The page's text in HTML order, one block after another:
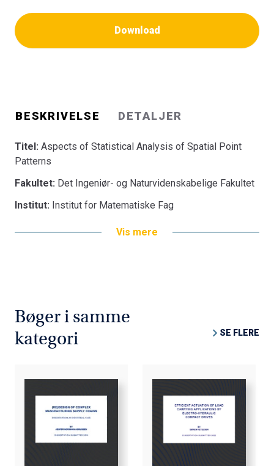
Download
BESKRIVELSE DETALJER
Titel: Aspects of Statistical Analysis of Spatial Point
Patterns
Fakultet: Det Ingeniør- og Naturvidenskabelige Fakultet
Institut: Institut for Matematiske Fag
Vis mere
Bøger i samme
kategori
SE FLERE